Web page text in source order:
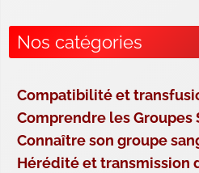
Nos catégories
Compatibilité et
Comprendre les Groupes
Connaître son groupe
Hérédité et transmission